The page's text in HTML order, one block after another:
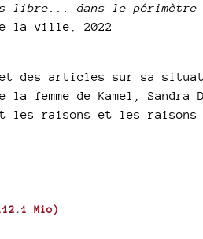
keys
libre... dans le périmètre
la ville, 2022
et des articles sur sa
la femme de Kamel, Sandra
les raisons et les raisons
Mio)